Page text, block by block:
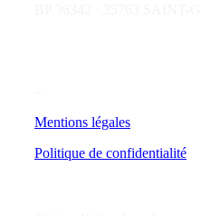
Mentions légales
Politique de confidentialité